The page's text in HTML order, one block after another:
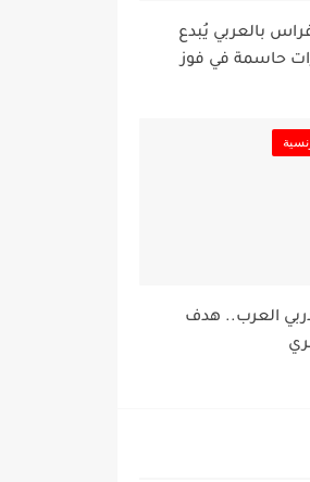
فراس بالعربي يُبدع
حاسمة في فوز
: دربي العرب.. هدف